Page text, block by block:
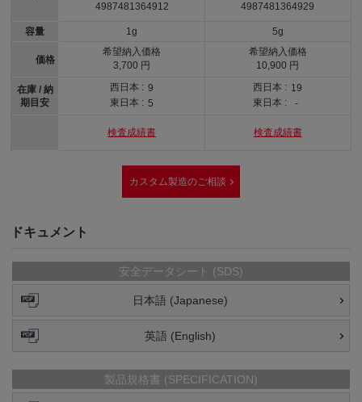
容量
価格
在庫 / 納
期目安
4987481364912
1g
希望納入価格
3,700 円
西日本 : 9
東日本 : 5
検査成績書
4987481364929
5g
希望納入価格
10,900 円
西日本 : 19
東日本 :
-
検査成績書
カスタム製造のご相談
ドキュメント
安全データシート (SDS)
日本語 (Japanese)
英語 (English)
製品規格書 (SPECIFICATION)